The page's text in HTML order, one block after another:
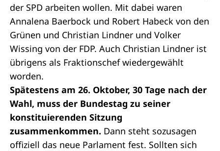
der SPD arbeiten wollen. Mit dabei waren
Annalena Baerbock und Robert Habeck von den
Grünen und Christian Lindner und Volker
Wissing von der FDP. Auch Christian Lindner ist
übrigens als Fraktionschef wiedergewählt
worden.
Spätestens am 26. Oktober, 30 Tage nach der
Wahl, muss der Bundestag zu seiner
konstituierenden Sitzung
zusammenkommen. Dann steht sozusagen
offiziell das neue Parlament fest. Sollten sich